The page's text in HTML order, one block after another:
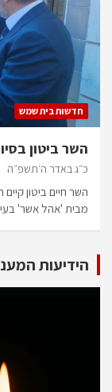
חדשות בית שמש
השר ביטון
כ״ג באדר ה׳תשפ״ה
השר חיים ביטון
מבית 'אהל אשר'
הידיעות